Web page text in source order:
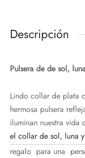
Descripción
Pulsera de de sol,
Lindo collar de plata
hermosa pulsera
iluminan nuestra
el collar de sol, luna
regalo para una